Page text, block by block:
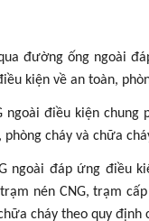
đường ống ngoài
kiện về an toàn,
điều kiện chung
cháy và chữa
ngoài đáp ứng điều
nén CNG, trạm cấp
cháy theo quy định